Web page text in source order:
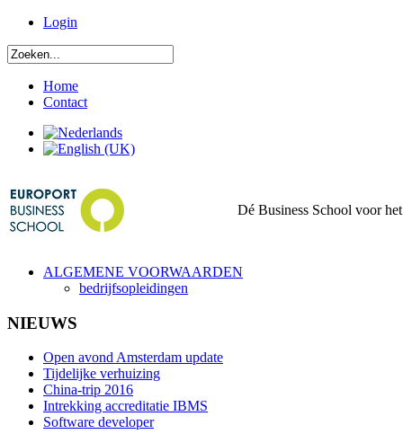
Login
Home
Contact
Dé Business School voor
ALGEMENE VOORWAARDEN
bedrijfsopleidingen
NIEUWS
Open avond Amsterdam update
Tijdelijke verhuizing
China-trip 2016
Intrekking accreditatie IBMS
Software developer